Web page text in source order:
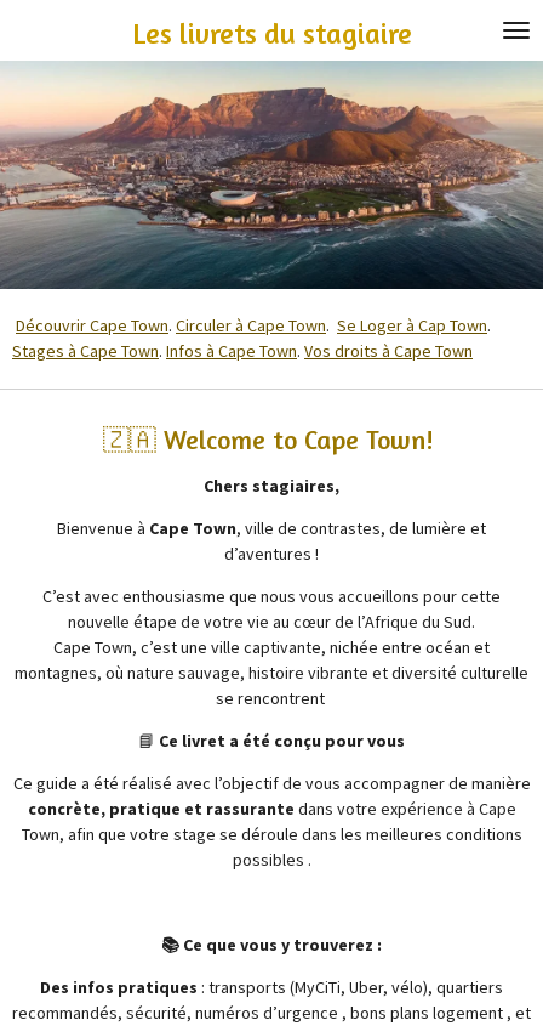
Les livrets du stagiaire
Découvrir Cape Town. Circuler à Cape Town. Se Loger à Cap Town.
Stages à Cape Town. Infos à Cape Town. Vos droits à Cape Town
🇿🇦 Welcome to Cape Town!
Chers stagiaires,
Bienvenue à Cape Town, ville de contrastes, de lumière et
d’aventures !
C’est avec enthousiasme que nous vous accueillons pour cette
nouvelle étape de votre vie au cœur de l’Afrique du Sud.
Cape Town, c’est une ville captivante, nichée entre océan et
montagnes, où nature sauvage, histoire vibrante et diversité culturelle
se rencontrent
📘 Ce livret a été conçu pour vous
Ce guide a été réalisé avec l’objectif de vous accompagner de manière
concrète, pratique et rassurante dans votre expérience à Cape
Town, afin que votre stage se déroule dans les meilleures conditions
possibles .
📚 Ce que vous y trouverez :
Des infos pratiques : transports (MyCiTi, Uber, vélo), quartiers
recommandés, sécurité, numéros d’urgence , bons plans logement , et